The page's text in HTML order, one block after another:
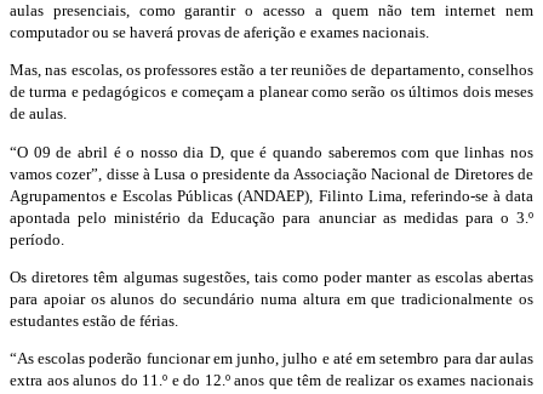
aulas presenciais, como garantir o acesso a quem não tem internet nem
computador ou se haverá provas de aferição e exames nacionais.
Mas, nas escolas, os professores estão a ter reuniões de departamento, conselhos
de turma e pedagógicos e começam a planear como serão os últimos dois meses
de aulas.
“O 09 de abril é o nosso dia D, que é quando saberemos com que linhas nos
vamos cozer”, disse à Lusa o presidente da Associação Nacional de Diretores de
Agrupamentos e Escolas Públicas (ANDAEP), Filinto Lima, referindo-se à data
apontada pelo ministério da Educação para anunciar as medidas para o 3.º
período.
Os diretores têm algumas sugestões, tais como poder manter as escolas abertas
para apoiar os alunos do secundário numa altura em que tradicionalmente os
estudantes estão de férias.
“As escolas poderão funcionar em junho, julho e até em setembro para dar aulas
extra aos alunos do 11.º e do 12.º anos que têm de realizar os exames nacionais